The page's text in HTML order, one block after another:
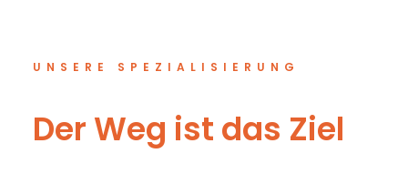
UNSERE SPEZIALISIERUNG
Der Weg ist das Ziel